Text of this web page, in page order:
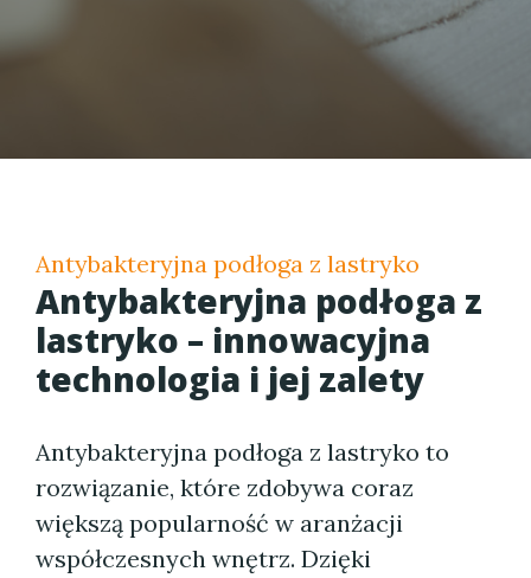
Antybakteryjna podłoga z lastryko
Antybakteryjna podłoga z
lastryko – innowacyjna
technologia i jej zalety
Antybakteryjna podłoga z lastryko to
rozwiązanie, które zdobywa coraz
większą popularność w aranżacji
współczesnych wnętrz. Dzięki